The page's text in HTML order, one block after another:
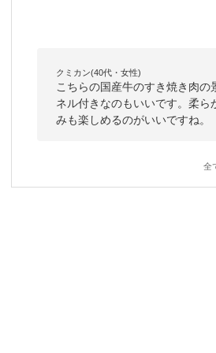
クミカン(40代・女性)
こちらの国産牛のすき焼き肉
ネル付きなのもいいです。柔
みも楽しめるのがいいですね。
全